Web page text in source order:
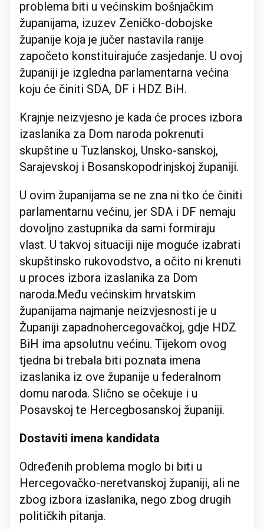
problema biti u većinskim bošnjačkim
županijama, izuzev Zeničko-dobojske
županije koja je jučer nastavila ranije
započeto konstituirajuće zasjedanje. U ovoj
županiji je izgledna parlamentarna većina
koju će činiti SDA, DF i HDZ BiH.
Krajnje neizvjesno je kada će proces izbora
izaslanika za Dom naroda pokrenuti
skupštine u Tuzlanskoj, Unsko-sanskoj,
Sarajevskoj i Bosanskopodrinjskoj županiji.
U ovim županijama se ne zna ni tko će činiti
parlamentarnu većinu, jer SDA i DF nemaju
dovoljno zastupnika da sami formiraju
vlast. U takvoj situaciji nije moguće izabrati
skupštinsko rukovodstvo, a očito ni krenuti
u proces izbora izaslanika za Dom
naroda.Među većinskim hrvatskim
županijama najmanje neizvjesnosti je u
Županiji zapadnohercegovačkoj, gdje HDZ
BiH ima apsolutnu većinu. Tijekom ovog
tjedna bi trebala biti poznata imena
izaslanika iz ove županije u federalnom
domu naroda. Slično se očekuje i u
Posavskoj te Hercegbosanskoj županiji.
Dostaviti imena kandidata
Određenih problema moglo bi biti u
Hercegovačko-neretvanskoj županiji, ali ne
zbog izbora izaslanika, nego zbog drugih
političkih pitanja.